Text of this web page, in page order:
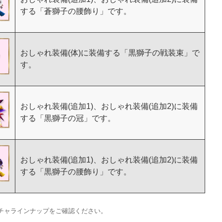
する「蒼獅子の腰飾り」です。
おしゃれ装備(体)に装備する「黒獅子の戦装束」で
す。
おしゃれ装備(追加1)、おしゃれ装備(追加2)に装備
する「黒獅子の冠」です。
おしゃれ装備(追加1)、おしゃれ装備(追加2)に装備
する「黒獅子の腰飾り」です。
ラインナップをご確認ください。